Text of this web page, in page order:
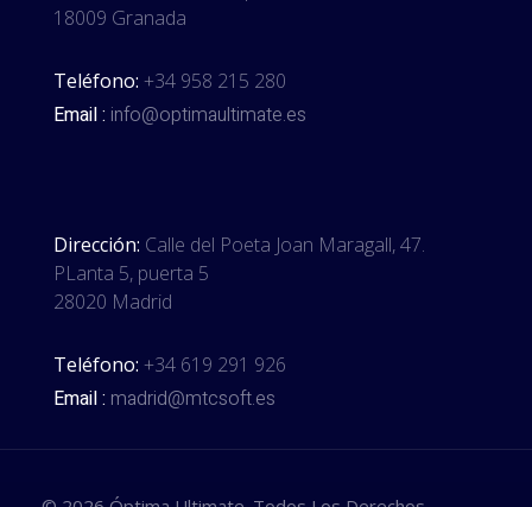
18009 Granada
Teléfono: +34 958 215 280
Email : info@optimaultimate.es
Dirección: Calle del Poeta Joan Maragall, 47.
PLanta 5, puerta 5
28020 Madrid
Teléfono: +34 619 291 926
Email : madrid@mtcsoft.es